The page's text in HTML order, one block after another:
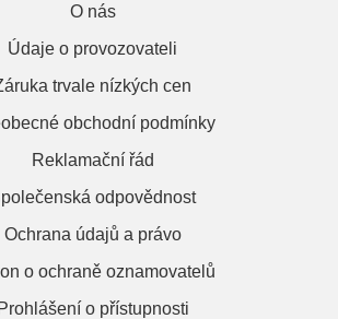
O nás
Údaje o provozovateli
trvale nízkých cen
obchodní podmínky
Reklamační řád
odpovědnost
Ochrana údajů a právo
o ochraně oznamovatelů
Prohlášení o přístupnosti